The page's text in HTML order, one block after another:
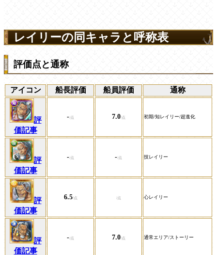
レイリーの同キャラと呼称表
評価点と通称
アイコン 船長評価 船員評価 通称
評
価記事
- 7.0 初期/知レイリー/超進化
評
価記事
- - 技レイリー
評
価記事
6.5 心レイリー
評
価記事
- 7.0 通常エリア/ストーリー